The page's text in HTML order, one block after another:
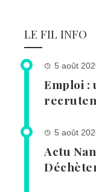
LE FIL INFO
5 août
Emploi :
5 août
Actu